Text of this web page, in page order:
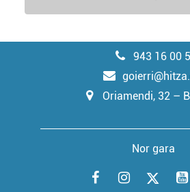
943 16 00
Oriamendi, 32 –
Nor gara